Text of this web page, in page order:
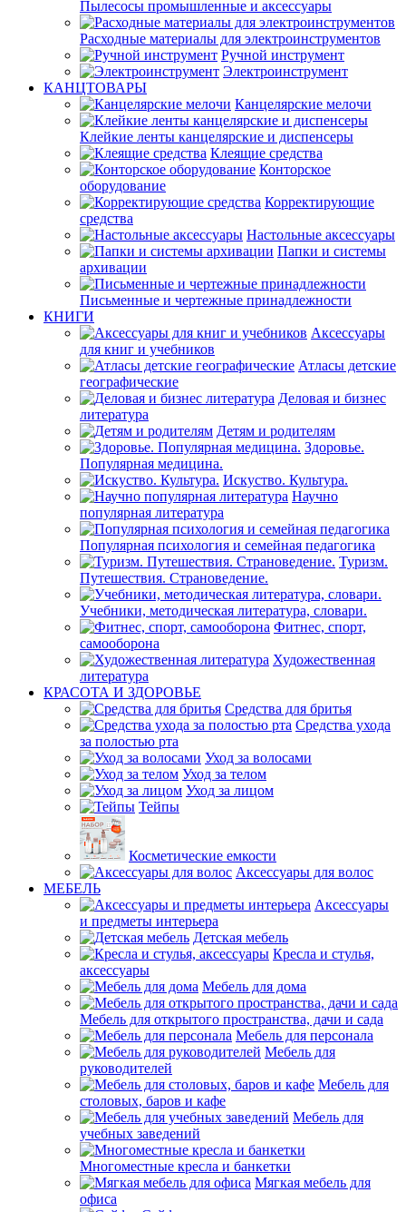
Пылесосы промышленные и аксессуары
Расходные материалы для электроинструментов
Ручной инструмент
Электроинструмент
КАНЦТОВАРЫ
Канцелярские мелочи
Клейкие ленты канцелярские и диспенсеры
Клеящие средства
Конторское
оборудование
Корректирующие
средства
Настольные аксессуары
Папки и системы
архивации
Письменные и чертежные принадлежности
КНИГИ
Аксессуары
для книг и учебников
Атласы детские
географические
Деловая и бизнес
литература
Детям и родителям
Здоровье.
Популярная медицина.
Искуство. Культура.
Научно
популярная литература
Популярная психология и семейная педагогика
Туризм.
Путешествия. Страноведение.
Учебники, методическая литература, словари.
Фитнес, спорт,
самооборона
Художественная
литература
КРАСОТА И ЗДОРОВЬЕ
Средства для бритья
Средства ухода
за полостью рта
Уход за волосами
Уход за телом
Уход за лицом
Тейпы
Косметические емкости
Аксессуары для волос
МЕБЕЛЬ
Аксессуары
и предметы интерьера
Детская мебель
Кресла и стулья,
аксессуары
Мебель для дома
Мебель для открытого пространства, дачи и сада
Мебель для персонала
Мебель для
руководителей
Мебель для
столовых, баров и кафе
Мебель для
учебных заведений
Многоместные кресла и банкетки
Мягкая мебель для
офиса